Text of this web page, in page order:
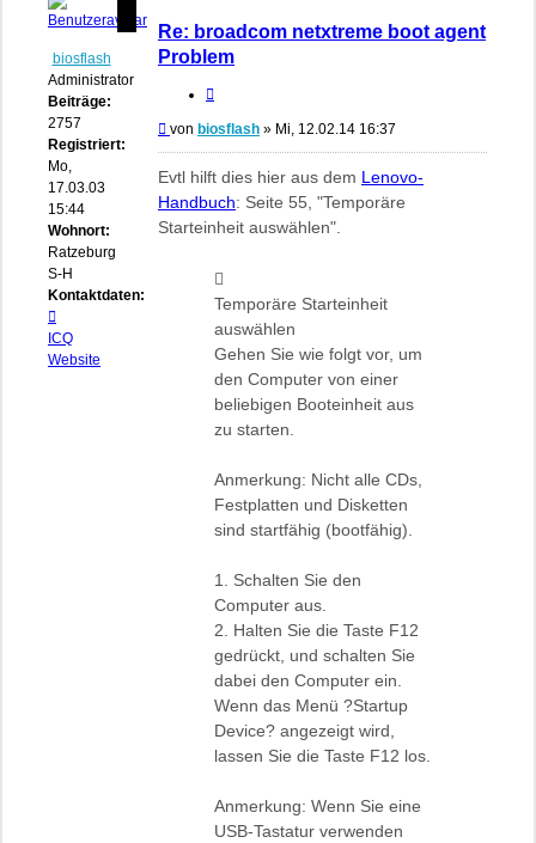
biosflash
Administrator
Beiträge:
2757
Registriert:
Mo,
17.03.03
15:44
Wohnort:
Ratzeburg,
S-H
Kontaktdaten:
von
biosflash
ICQ
Website
Re: broadcom netxtreme boot agent
Problem
Beitrag
von biosflash » Mi, 12.02.14 16:37
Evtl hilft dies hier aus dem Lenovo-
Handbuch: Seite 55, "Temporäre
Starteinheit auswählen".
Temporäre Starteinheit
auswählen
Gehen Sie wie folgt vor, um
den Computer von einer
beliebigen Booteinheit aus
zu starten.
Anmerkung: Nicht alle CDs,
Festplatten und Disketten
sind startfähig (bootfähig).
1. Schalten Sie den
Computer aus.
2. Halten Sie die Taste F12
gedrückt, und schalten Sie
dabei den Computer ein.
Wenn das Menü ?Startup
Device? angezeigt wird,
lassen Sie die Taste F12 los.
Anmerkung: Wenn Sie eine
USB-Tastatur verwenden